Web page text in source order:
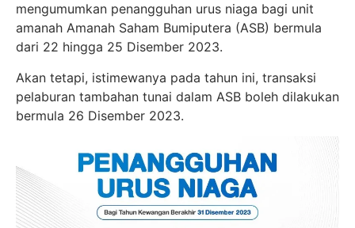
mengumumkan penangguhan urus niaga bagi unit
amanah Amanah Saham Bumiputera (ASB) bermula
dari 22 hingga 25 Disember 2023.
Akan tetapi, istimewanya pada tahun ini, transaksi
pelaburan tambahan tunai dalam ASB boleh dilakukan
bermula 26 Disember 2023.